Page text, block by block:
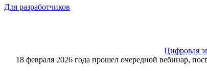
Для разработчиков
Цифровая
18 февраля 2026 года прошел очередной вебинар,